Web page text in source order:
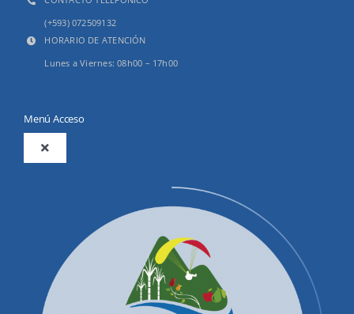
(+593) 072509132
HORARIO DE ATENCIÓN
Lunes a Viernes: 08h00 – 17h00
Menú Acceso
Toggle
Productos y Servicios
Convocatorias Precalificación